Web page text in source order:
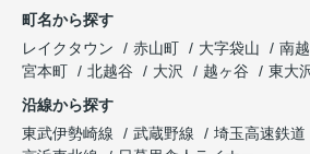
町名から探す
レイクタウン
赤山町 大字袋山 南
宮本町
北越谷 大沢 越ヶ谷
東大
沿線から探す
東武伊勢崎線
武蔵野線 埼玉高速鉄道